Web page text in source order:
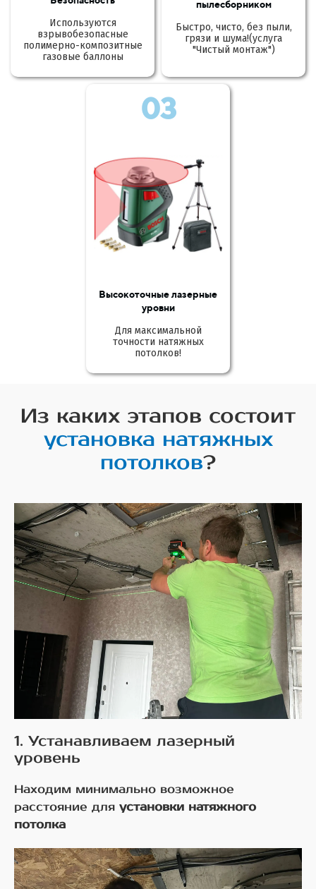
Используются
взрывобезопасные
полимерно-композитные
газовые баллоны
пылесборником
Быстро, чисто, без пыли,
грязи и шума!(услуга
"Чистый монтаж")
03
Высокоточные лазерные
уровни
Для максимальной
точности натяжных
потолков!
Из каких этапов состоит
установка натяжных
потолков?
1. Устанавливаем лазерный
уровень
Находим минимально возможное
расстояние для установки натяжного
потолка